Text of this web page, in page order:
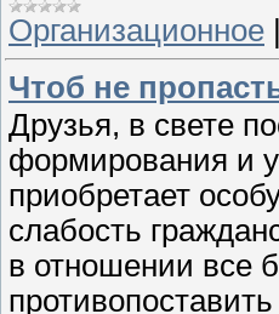
Организационное |
Чтоб не
Друзья, в свете
формирования и
приобретает
слабость
в отношении все